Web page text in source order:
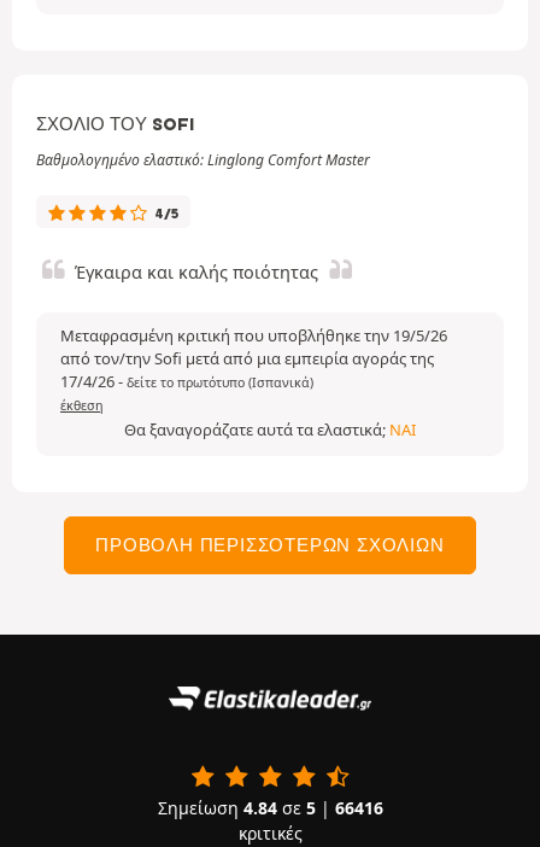
ΣΧΌΛΙΟ ΤΟΥ SOFI
Βαθμολογημένο ελαστικό: Linglong Comfort Master
4/5
Έγκαιρα και καλής ποιότητας
Μεταφρασμένη κριτική που υποβλήθηκε την 19/5/26
από τον/την Sofi μετά από μια εμπειρία αγοράς της
17/4/26- δείτε το πρωτότυπο (Ισπανικά)
έκθεση
Θα ξαναγοράζατε αυτά τα ελαστικά; ΝΑΙ
ΠΡΟΒΟΛΉ ΠΕΡΙΣΣΌΤΕΡΩΝ ΣΧΟΛΊΩΝ
Σημείωση 4.84σε 5| 66416
κριτικές